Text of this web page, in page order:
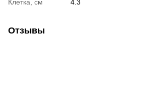
Клетка, см 4.3
Отзывы